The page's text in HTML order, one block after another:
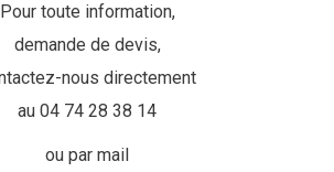
Pour toute information,
demande de devis,
nous directement
au 04 74 28 38 14
ou par mail